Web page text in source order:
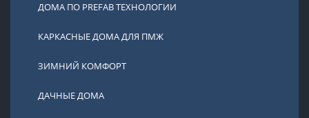
ДОМА ПО PREFAB ТЕХНОЛОГИИ
КАРКАСНЫЕ ДОМА ДЛЯ ПМЖ
ЗИМНИЙ КОМФОРТ
ДАЧНЫЕ ДОМА